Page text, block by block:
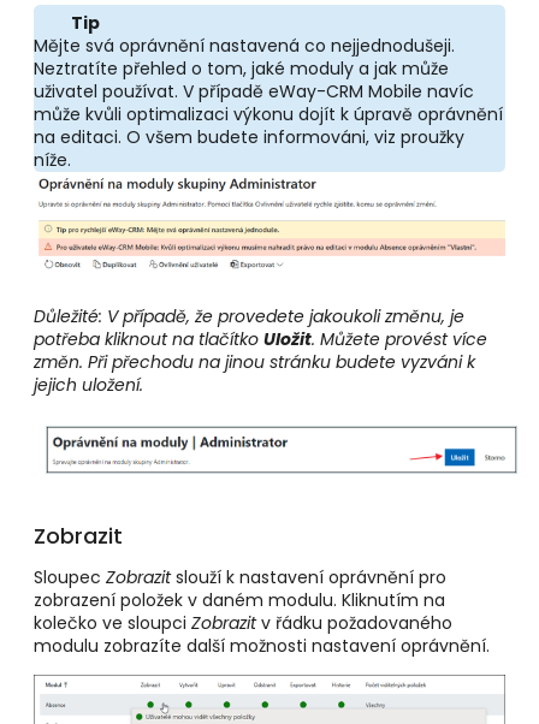
Tip
Mějte svá oprávnění nastavená co nejjednodušeji.
Neztratíte přehled o tom, jaké moduly a jak může
uživatel používat. V případě eWay-CRM Mobile navíc
může kvůli optimalizaci výkonu dojít k úpravě oprávnění
na editaci. O všem budete informováni, viz proužky
níže.
Důležité: V případě, že provedete jakoukoli změnu, je
potřeba kliknout na tlačítko Uložit. Můžete provést více
změn. Při přechodu na jinou stránku budete vyzváni k
jejich uložení.
Zobrazit
Sloupec Zobrazitslouží k nastavení oprávnění pro
zobrazení položek v daném modulu. Kliknutím na
kolečko ve sloupci Zobrazitv řádku požadovaného
modulu zobrazíte další možnosti nastavení oprávnění.